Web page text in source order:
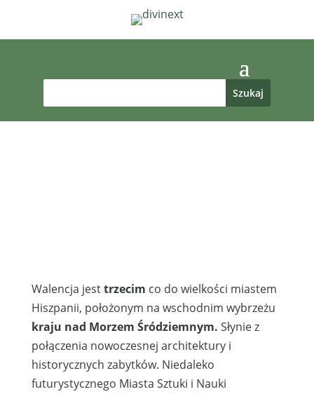
Walencja jesttrzecim co do wielkości miastem
Hiszpanii, położonym na wschodnim wybrzeżu
kraju nad Morzem Śródziemnym. Słynie z
połączenia nowoczesnej architektury i
historycznych zabytków. Niedaleko
futurystycznego Miasta Sztuki i Nauki